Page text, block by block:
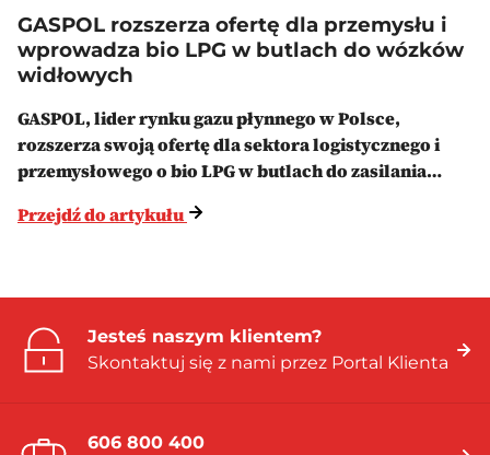
GASPOL rozszerza ofertę dla przemysłu i
wprowadza bio LPG w butlach do wózków
widłowych
GASPOL, lider rynku gazu płynnego w Polsce,
rozszerza swoją ofertę dla sektora logistycznego i
przemysłowego o bio LPG w butlach do zasilania…
Przejdź do artykułu
Jesteś naszym klientem?
Skontaktuj się z nami przez Portal Klienta
606 800 400